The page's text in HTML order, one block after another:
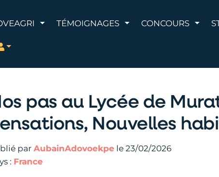
AFFICHER LE MENU
TÉMOIGNAGES AFFICHER LE MENU
CONCOURS
pas au Lycée de
Nouvelles
parAubainAdovoekpe le 23/02/2026
: France